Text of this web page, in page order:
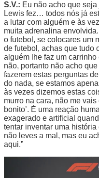
S.V.: Eu não acho que
Lewis fez… todos nós já
a lutar com alguém e às
muita adrenalina
o futebol, se colocares um
de futebol, achas que tudo
alguém lhe faz um
não, portanto não acho
fazerem estas perguntas de
do nada, se estamos
às vezes dizemos estas
murro na cara, não me
bonito’. É uma reação
exagerado e artificial
tentar inventar uma
não leves a mal, mas eu
aqui.”